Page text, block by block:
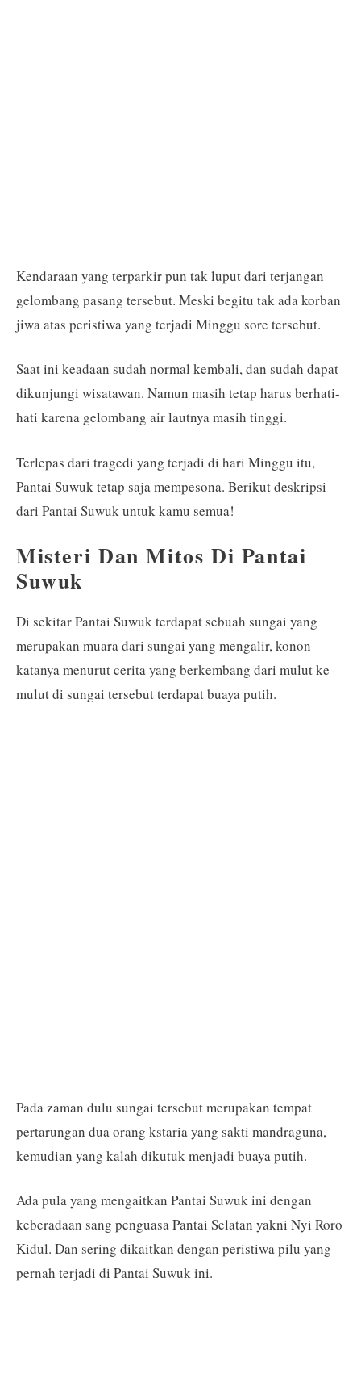
Kendaraan yang terparkir pun tak luput dari terjangan
gelombang pasang tersebut. Meski begitu tak ada korban
jiwa atas peristiwa yang terjadi Minggu sore tersebut.
Saat ini keadaan sudah normal kembali, dan sudah dapat
dikunjungi wisatawan. Namun masih tetap harus berhati-
hati karena gelombang air lautnya masih tinggi.
Terlepas dari tragedi yang terjadi di hari Minggu itu,
Pantai Suwuk tetap saja mempesona. Berikut deskripsi
dari Pantai Suwuk untuk kamu semua!
Misteri Dan Mitos Di Pantai
Suwuk
Di sekitar Pantai Suwuk terdapat sebuah sungai yang
merupakan muara dari sungai yang mengalir, konon
katanya menurut cerita yang berkembang dari mulut ke
mulut di sungai tersebut terdapat buaya putih.
Pada zaman dulu sungai tersebut merupakan tempat
pertarungan dua orang kstaria yang sakti mandraguna,
kemudian yang kalah dikutuk menjadi buaya putih.
Ada pula yang mengaitkan Pantai Suwuk ini dengan
keberadaan sang penguasa Pantai Selatan yakni Nyi Roro
Kidul. Dan sering dikaitkan dengan peristiwa pilu yang
pernah terjadi di Pantai Suwuk ini.